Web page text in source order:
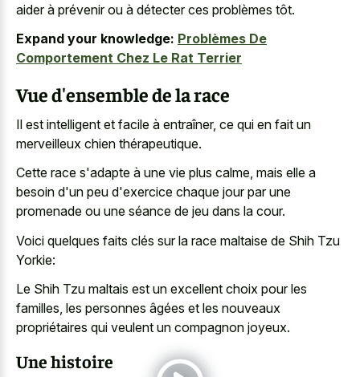
aider à prévenir ou à détecter ces problèmes tôt.
Expand your knowledge: Problèmes De
Comportement Chez Le Rat Terrier
Vue d'ensemble de la race
Il est intelligent et facile à entraîner, ce qui en fait un
merveilleux chien thérapeutique.
Cette race s'adapte à une vie plus calme, mais elle a
besoin d'un peu d'exercice chaque jour par une
promenade ou une séance de jeu dans la cour.
Voici quelques faits clés sur la race maltaise de Shih Tzu
Yorkie:
Le Shih Tzu maltais est un excellent choix pour les
familles, les personnes âgées et les nouveaux
propriétaires qui veulent un compagnon joyeux.
Une histoire